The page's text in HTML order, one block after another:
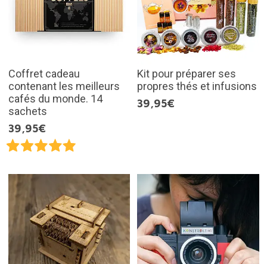
Coffret cadeau
contenant les meilleurs
cafés du monde. 14
sachets
39,95€
Kit pour préparer ses
propres thés et infusions
39,95€